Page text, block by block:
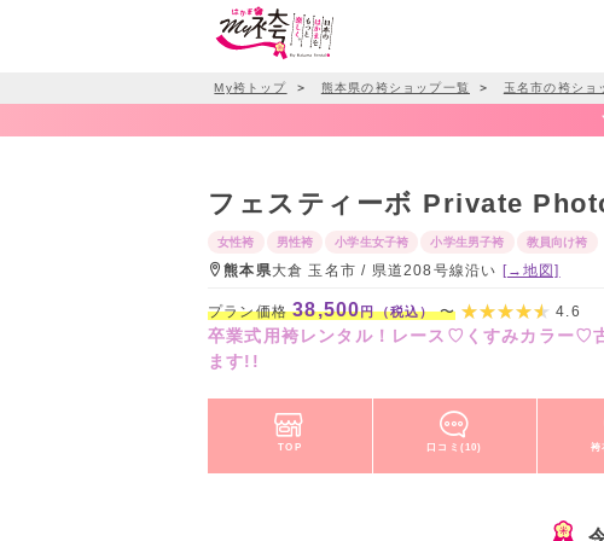
My袴トップ ＞ 熊本県の袴ショップ一覧 ＞ 玉名市の袴ショ
フェスティーボ Private
女性袴 男性袴 小学生女子袴 小学生男子袴 教員向け袴
熊本県大倉 玉名市 / 県道208号線沿い [→地図]
プラン価格38,500円（税込）〜 4.6
卒業式用袴レンタル！レース♡くすみカラー♡
ます!!
TOP 口コミ(10) 袴